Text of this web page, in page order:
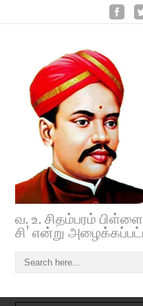
வ. உ. சிதம்பரம்
சி’ என்று